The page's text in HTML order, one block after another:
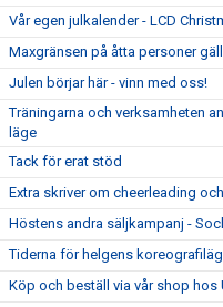
Vår egen julkalender - LCD
Maxgränsen på åtta personer
Julen börjar här - vinn med oss!
Träningarna och verksamheten
läge
Tack för erat stöd
Extra skriver om cheerleading
Höstens andra säljkampanj -
Tiderna för helgens
Köp och beställ via vår shop hos